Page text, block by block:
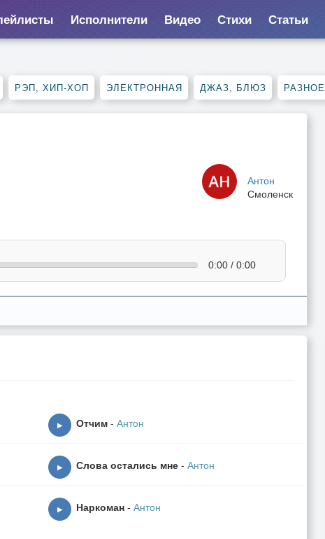
Исполнители Видео Стихи Статьи
РЭП, ХИП-ХОП ЭЛЕКТРОННАЯ ДЖАЗ, БЛЮЗ РАЗНОЕ
Антон
Смоленск
0:00 / 0:00
▶ Отчим - Антон
▶ Слова остались мне - Антон
▶ Наркоман - Антон